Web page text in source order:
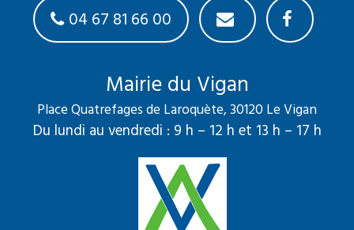
04 67 81 66 00
Mairie du Vigan
Place Quatrefages de Laroquète, 30120 Le Vigan
Du lundi au vendredi : 9 h – 12 h et 13 h – 17 h